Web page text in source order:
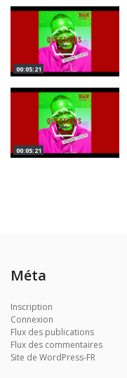
00:05:21
00:05:21
Méta
Inscription
Connexion
Flux des publications
Flux des commentaires
Site de WordPress-FR